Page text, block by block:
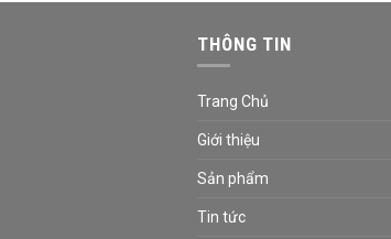
THÔNG TIN
Trang Chủ
Giới thiệu
Sản phẩm
Tin tức